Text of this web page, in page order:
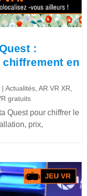
:
en
|Actualités ,AR VR XR
gratuits
Quest pour chiffrer le
prix,